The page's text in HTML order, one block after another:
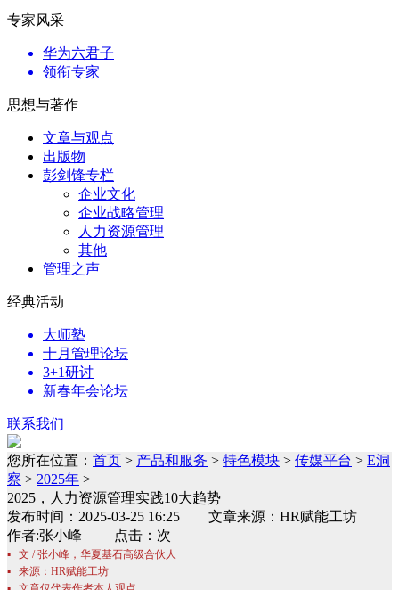
专家风采
华为六君子
领衔专家
思想与著作
文章与观点
出版物
彭剑锋专栏
企业文化
企业战略管理
人力资源管理
其他
管理之声
经典活动
大师塾
十月管理论坛
3+1研讨
新春年会论坛
联系我们
您所在位置： 首页 > 产品和服务 > 特色模块 > 传媒平台 > E洞
察 > 2025年 >
2025，人力资源管理实践10大趋势
发布时间：2025-03-25 16:25 文章来源：HR赋能工坊
作者:张小峰 点击：次
▪ 文 / 张小峰，华夏基石高级合伙人
▪ 来源：HR赋能工坊